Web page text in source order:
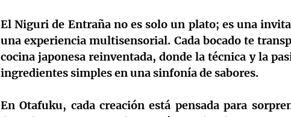
El Niguri de Entraña no es solo un plato; es una
una experiencia multisensorial. Cada bocado te
cocina japonesa reinventada, donde la técnica y la
ingredientes simples en una sinfonía de sabores.
En Otafuku, cada creación está pensada para